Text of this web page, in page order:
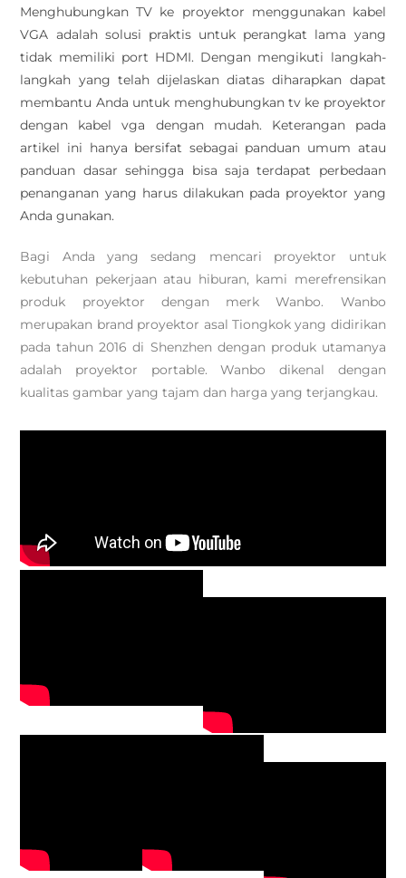
Menghubungkan TV ke proyektor menggunakan kabel
VGA adalah solusi praktis untuk perangkat lama yang
tidak memiliki port HDMI. Dengan mengikuti langkah-
langkah yang telah dijelaskan diatas diharapkan dapat
membantu Anda untuk menghubungkan tv ke proyektor
dengan kabel vga dengan mudah. Keterangan pada
artikel ini hanya bersifat sebagai panduan umum atau
panduan dasar sehingga bisa saja terdapat perbedaan
penanganan yang harus dilakukan pada proyektor yang
Anda gunakan.
Bagi Anda yang sedang mencari proyektor untuk
kebutuhan pekerjaan atau hiburan, kami merefrensikan
produk proyektor dengan merk Wanbo. Wanbo
merupakan brand proyektor asal Tiongkok yang didirikan
pada tahun 2016 di Shenzhen dengan produk utamanya
adalah proyektor portable. Wanbo dikenal dengan
kualitas gambar yang tajam dan harga yang terjangkau.